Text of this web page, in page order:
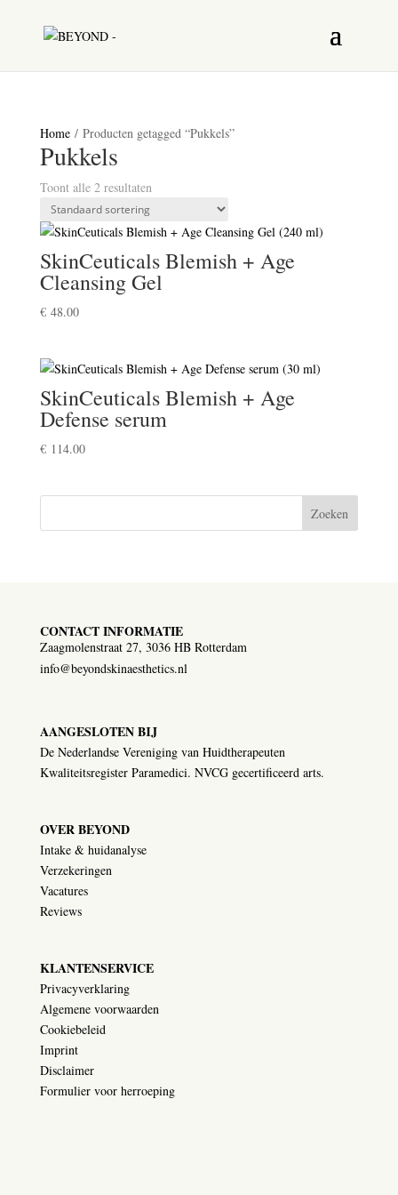
Home/ Producten getagged “Pukkels”
Pukkels
Toont alle 2 resultaten
SkinCeuticals Blemish + Age
Cleansing Gel
€48.00
SkinCeuticals Blemish + Age
Defense serum
€114.00
Zoeken
CONTACT INFORMATIE
Zaagmolenstraat 27, 3036 HB Rotterdam
info@beyondskinaesthetics.nl
AANGESLOTEN BIJ
De Nederlandse Vereniging van Huidtherapeuten
Kwaliteitsregister Paramedici. NVCG gecertificeerd arts.
OVER BEYOND
Intake & huidanalyse
Verzekeringen
Vacatures
Reviews
KLANTENSERVICE
Privacyverklaring
Algemene voorwaarden
Cookiebeleid
Imprint
Disclaimer
Formulier voor herroeping